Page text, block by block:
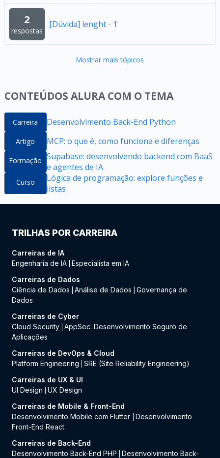
2
respostas
[Dúvida] lenght - 1
Mostrar mais tópicos
CONTEÚDOS ALURA COM O TEMA
Carreira Desenvolvimento Back-End Python
Artigo MCP: o que é, como funciona e diferenças
Formação Supabase: desenvolvendo backend com BaaS
e agentes de IA
Curso
Lógica de programação: explore funções e
listas
TRILHAS POR CARREIRA
Carreiras de IA
Engenharia de IA Especialista em IA
Carreiras de Dados
Ciência de Dados
Análise de Dados
Governança de
Dados
Carreiras de Cyber
Cloud Security AppSec: Desenvolvimento Seguro de
Aplicações
Carreiras de DevOps & Cloud
Platform Engineering
SRE (Site Reliability Engineering)
Carreiras de UX & UI
UI Design
UX Design
Carreiras de Mobile & Front-End
Desenvolvimento Mobile com Flutter
Desenvolvimento
Front-End React
Carreiras de Back-End
Desenvolvimento Back-End PHP
Desenvolvimento Back-